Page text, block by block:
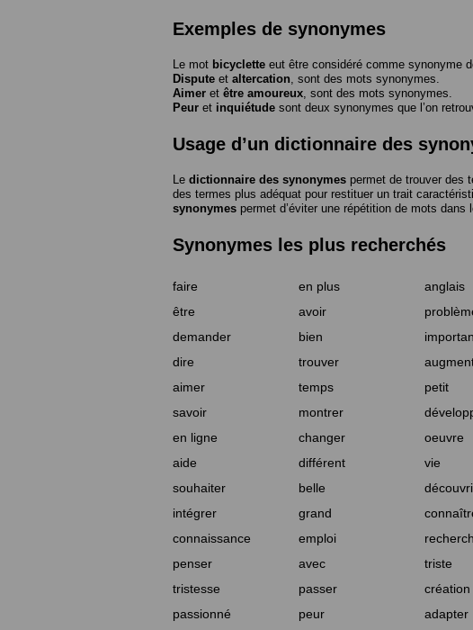
Exemples de synonymes
Le mot bicyclette eut être considéré comme synonyme
Dispute et altercation , sont des mots synonymes.
Aimer et être amoureux , sont des mots synonymes.
Peur et inquiétude sont deux synonymes que l’on
Usage d’un dictionnaire des
Le dictionnaire des synonymes permet de trouver des
des termes plus adéquat pour restituer un trait
synonymes permet d’éviter une répétition de mots
Synonymes les plus recherchés
faire en plus anglais
être
avoir
demander
bien
dire
trouver
aimer
temps petit
savoir
montrer
en ligne
changer oeuvre
aide
différent vie
souhaiter
belle
intégrer
grand
connaissance
emploi
penser
avec triste
tristesse
passer création
passionné
peur adapter